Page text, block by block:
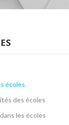
écoles
des écoles
les écoles